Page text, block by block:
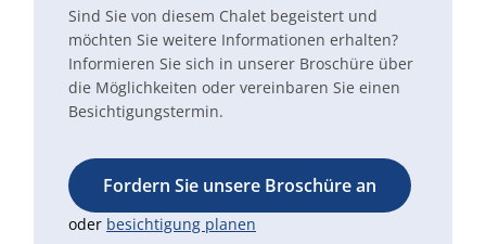
Sind Sie von diesem Chalet begeistert und
möchten Sie weitere Informationen erhalten?
Informieren Sie sich in unserer Broschüre über
die Möglichkeiten oder vereinbaren Sie einen
Besichtigungstermin.
Fordern Sie unsere Broschüre an
oder besichtigung planen